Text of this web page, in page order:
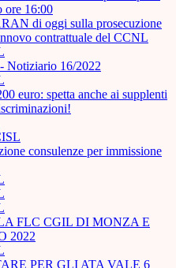
ore 16:00
di oggi sulla prosecuzione
contrattuale del CCNL
Notiziario 16/2022
euro: spetta anche ai supplenti
consulenze per immissione
FLC CGIL DI MONZA E
2022
PER GLI ATA VALE 6